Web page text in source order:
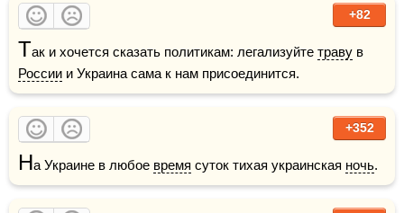
+82
Так и хочется сказать политикам: легализуйте траву
России и Украина сама к нам присоединится.
+352
На Украине в любое время суток тихая украинская ночь.